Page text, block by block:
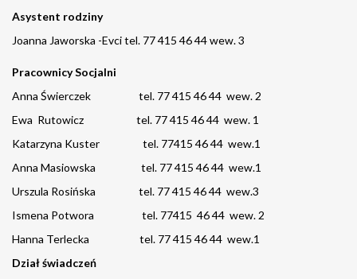
Asystent rodziny
Joanna Jaworska -Evci tel. 77 415 46 44 wew. 3
Pracownicy Socjalni
Anna Świerczek tel. 77 415 46 44 wew. 2
Ewa Rutowicz tel. 77 415 46 44 wew. 1
Katarzyna Kuster tel. 77415 46 44 wew.1
Anna Masiowska tel. 77 415 46 44 wew.1
Urszula Rosińska tel. 77 415 46 44 wew.3
Ismena Potwora tel. 77415 46 44 wew. 2
Hanna Terlecka tel. 77 415 46 44 wew.1
Dział świadczeń